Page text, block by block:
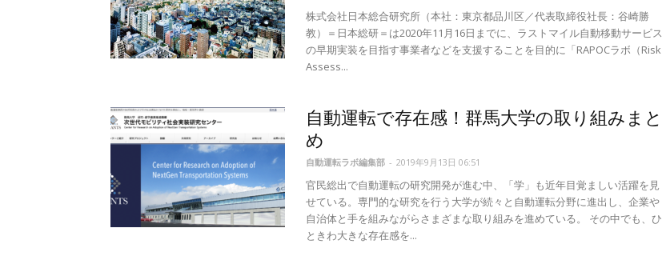
運
株式会社日本総合研究所（本社：東京都品川区／代表取締役社長：谷崎勝
教）＝日本総研＝は2020年11月16日までに、ラストマイル自動移動サービス
の早期実装を目指す事業者などを支援することを目的に「RAPOCラボ（Risk
Assess...
自動運転で存在感！群馬大学の取り組みまと
め
自動運転ラボ編集部 - 2019年9月13日 06:51
官民総出で自動運転の研究開発が進む中、「学」も近年目覚ましい活躍を見
せている。専門的な研究を行う大学が続々と自動運転分野に進出し、企業や
自治体と手を組みながらさまざまな取り組みを進めている。 その中でも、ひ
ときわ大きな存在感を...